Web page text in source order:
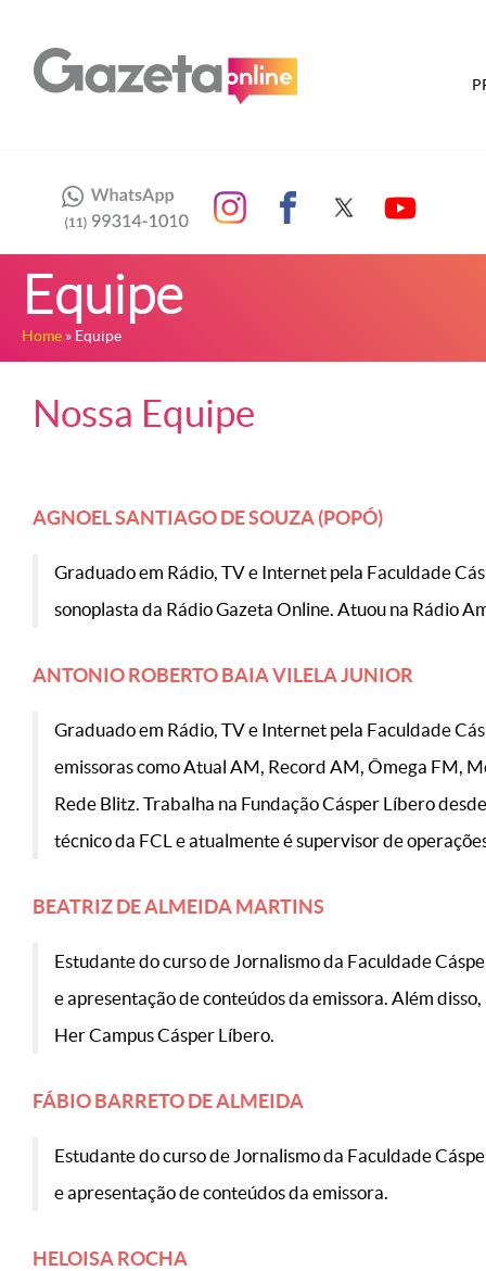
Equipe
Home » Equipe
Nossa Equipe
AGNOEL SANTIAGO DE SOUZA (POPÓ)
Graduado em Rádio, TV e Internet pela Faculdade
sonoplasta da Rádio Gazeta Online. Atuou na Rádio
ANTONIO ROBERTO BAIA VILELA JUNIOR
Graduado em Rádio, TV e Internet pela Faculdade
emissoras como Atual AM, Record AM, Ômega FM,
Rede Blitz. Trabalha na Fundação Cásper Líbero
técnico da FCL e atualmente é supervisor de
BEATRIZ DE ALMEIDA MARTINS
Estudante do curso de Jornalismo da Faculdade
e apresentação de conteúdos da emissora. Além
Her Campus Cásper Líbero.
FÁBIO BARRETO DE ALMEIDA
Estudante do curso de Jornalismo da Faculdade
e apresentação de conteúdos da emissora.
HELOISA ROCHA